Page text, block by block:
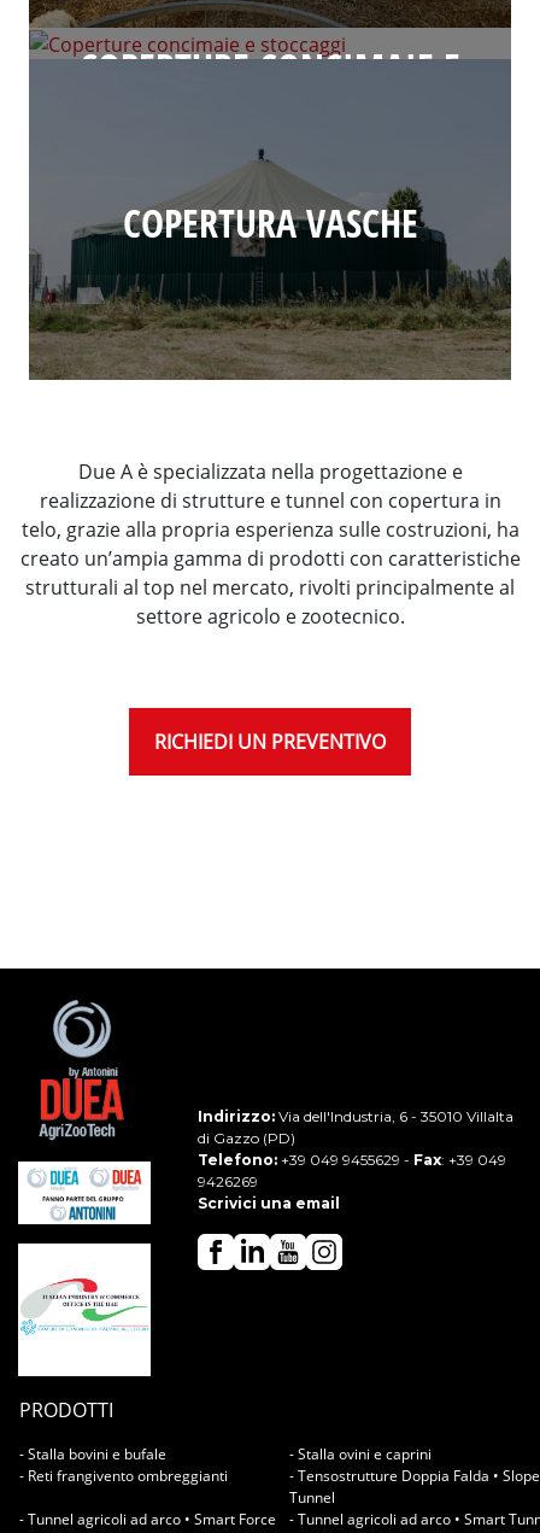
COPERTURE CONCIMAIE E
COPERTURA VASCHE
Due A è specializzata nella progettazione e
realizzazione di strutture e tunnel con copertura in
telo, grazie alla propria esperienza sulle costruzioni, ha
creato un’ampia gamma di prodotti con caratteristiche
strutturali al top nel mercato, rivolti principalmente al
settore agricolo e zootecnico.
RICHIEDI UN PREVENTIVO
Indirizzo: Via dell'Industria, 6 - 35010 Villalta
di Gazzo (PD)
Telefono: +39 049 9455629 - Fax: +39 049
9426269
Scrivici una email
PRODOTTI
- Stalla bovini e bufale
- Stalla ovini e caprini
- Reti frangivento ombreggianti
- Tensostrutture Doppia Falda • Slope
Tunnel
- Tunnel agricoli ad arco • Smart Force
- Tunnel agricoli ad arco • Smart